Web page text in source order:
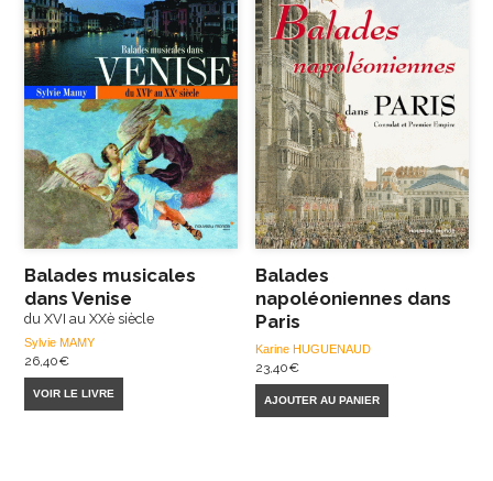
Balades musicales
dans Venise
du XVI au XXè siècle
Sylvie MAMY
26,40€
VOIR LE LIVRE
Balades
napoléoniennes dans
Paris
Karine HUGUENAUD
23,40€
AJOUTER AU PANIER